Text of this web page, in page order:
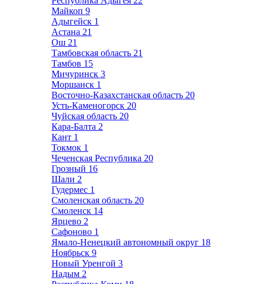
Майкоп 9
Адыгейск 1
Астана 21
Ош 21
Тамбовская область 21
Тамбов 15
Мичуринск 3
Моршанск 1
Восточно-Казахстанская область 20
Усть-Каменогорск 20
Чуйская область 20
Кара-Балта 2
Кант 1
Токмок 1
Чеченская Республика 20
Грозный 16
Шали 2
Гудермес 1
Смоленская область 20
Смоленск 14
Ярцево 2
Сафоново 1
Ямало-Ненецкий автономный округ 18
Ноябрьск 9
Новый Уренгой 3
Надым 2